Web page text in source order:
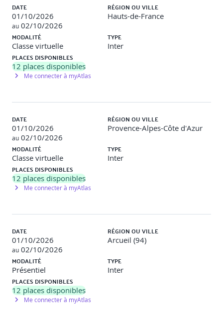
Les formats JSON et BSON.
Les types de données élémentaires et les types
spéciaux.
Les instructions CRUD à travers les API : Create, Read,
Update, Delete.
données.
Module 5 : LES BASES DE DONNNEES « COLONNES » :
Prérequis
Plates-formes supportées
Etude du fichier de configuration
Historique, fonctionnalités de Cassandra
Format des données, « Key-value », traitement de
volumes importants
Commandes de base : connexion au système de
base de données
Création de colonnes, CRUD et recherche
Exécution de scripts
Comment écrire des requêtes
DATE
01/10/2026
au 02/10/2026
RÉGION OU VILLE
Hauts-de-France
MODALITÉ
Classe virtuelle
TYPE
Inter
PLACES DISPONIBLES
12 places disponibles
Me connecter à myAtlas
DATE
01/10/2026
au 02/10/2026
RÉGION OU VILLE
Provence-Alpes-Côte d'Azur
MODALITÉ
Classe virtuelle
TYPE
Inter
PLACES DISPONIBLES
12 places disponibles
Me connecter à myAtlas
DATE
01/10/2026
au 02/10/2026
RÉGION OU VILLE
Arcueil (94)
MODALITÉ
Présentiel
TYPE
Inter
PLACES DISPONIBLES
12 places disponibles
Me connecter à myAtlas